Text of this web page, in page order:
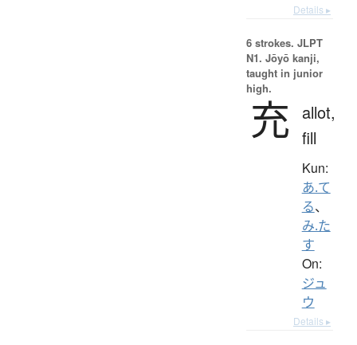
Details ▸
6 strokes. JLPT
N1. Jōyō kanji,
taught in junior
high.
充
allot,
fill
Kun:
あ.て
る、
み.た
す
On:
ジュ
ウ
Details ▸